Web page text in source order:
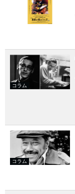
コラム
コラム